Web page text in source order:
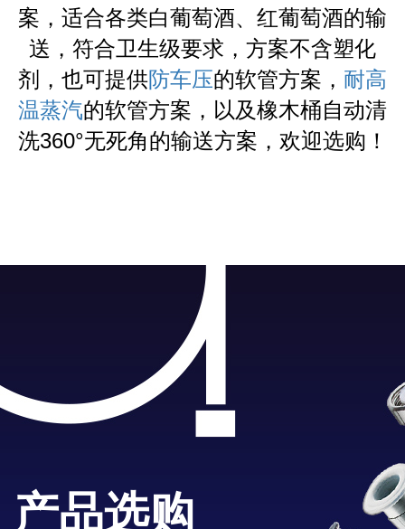
案，适合各类白葡萄酒、红葡萄酒的输
送，符合卫生级要求，方案不含塑化
剂，也可提供防车压的软管方案， 耐高
温蒸汽的软管方案，以及橡木桶自动清
洗360°无死角的输送方案，欢迎选购！
产品选购